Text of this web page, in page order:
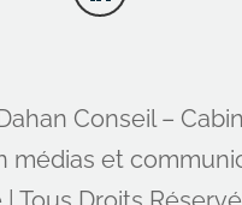
Conseil –
médias et